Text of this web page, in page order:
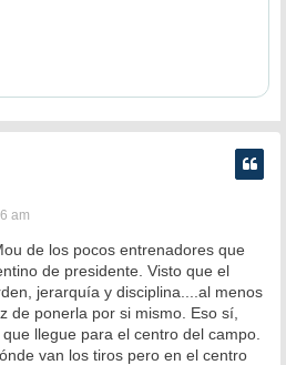
am
de los pocos entrenadores que
de presidente. Visto que el
jerarquía y disciplina....al menos
de ponerla por si mismo. Eso sí,
llegue para el centro del campo.
van los tiros pero en el centro